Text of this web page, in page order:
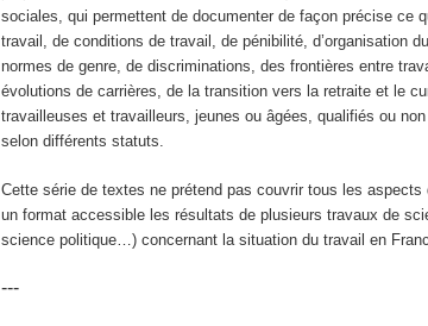
sociales, qui permettent de documenter de façon précise ce
travail, de conditions de travail, de pénibilité, d’organisation
normes de genre, de discriminations, des frontières entre
évolutions de carrières, de la transition vers la retraite et le
travailleuses et travailleurs, jeunes ou âgées, qualifiés ou
selon différents statuts.
Cette série de textes ne prétend pas couvrir tous les
un format accessible les résultats de plusieurs travaux de
science politique…) concernant la situation du travail en
---